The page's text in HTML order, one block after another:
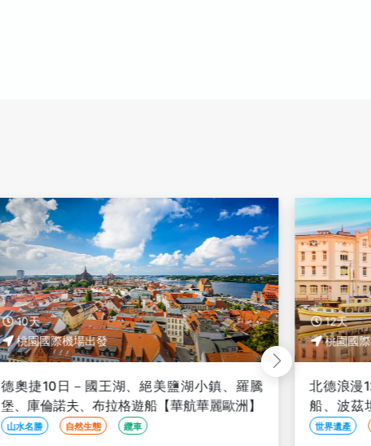
10天
桃園國際機場出發
德奧捷10日－國王湖、絕美鹽湖小鎮、羅騰
堡、庫倫諾夫、布拉格遊船【華航華麗歐洲】
山水名勝 自然生態 纜車
12天
桃園國
北德浪漫
船、波茲
船、柏林
世界遺產